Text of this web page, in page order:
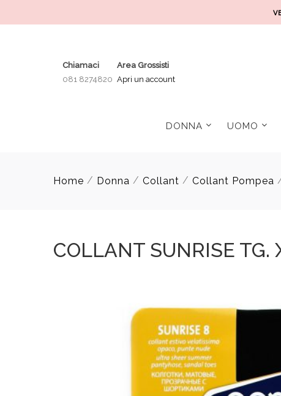
Chiamaci
081 8274820
Area Grossisti
Apri un account
DONNA UOMO
Home / Donna / Collant / Collant Pompea
COLLANT SUNRISE TG.